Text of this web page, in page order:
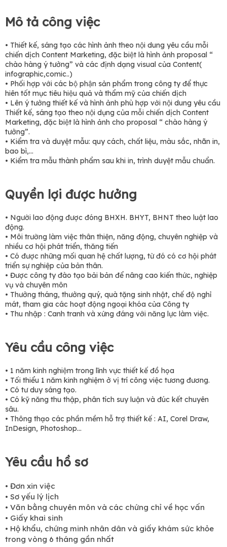
Mô tả công việc
• Thiết kế, sáng tạo các hình ảnh theo nội dung yêu cầu mỗi
chiến dịch Content Marketing, đặc biệt là hình ảnh proposal “
chào hàng ý tưởng” và các định dạng visual của Content(
infographic,comic..)
• Phối hợp với các bộ phận sản phẩm trong công ty để thực
hiên tốt mục tiêu hiệu quả và thẩm mỹ của chiến dịch
• Lên ý tưởng thiết kế và hình ảnh phù hợp với nội dung yêu cầu
Thiết kế, sáng tạo theo nội dụng của mỗi chiến dịch Content
Marketing, đặc biệt là hình ảnh cho proposal “ chào hàng ý
tưởng”.
• Kiểm tra và duyệt mẫu: quy cách, chất liệu, màu sắc, nhãn in,
bao bì,…
• Kiểm tra mẫu thành phẩm sau khi in, trình duyệt mẫu chuẩn.
Quyền lợi được hưởng
• Người lao động được đóng BHXH. BHYT, BHNT theo luật lao
động.
• Môi trường làm việc thân thiện, năng động, chuyên nghiệp và
nhiều cơ hội phát triển, thăng tiến
• Có được những mối quan hệ chất lượng, từ đó có cơ hội phát
triển sự nghiệp của bản thân.
• Được công ty đào tạo bải bản để nâng cao kiến thức, nghiệp
vụ và chuyên môn
• Thưởng tháng, thưởng quý, quà tặng sinh nhật, chế độ nghỉ
mát, tham gia các hoạt động ngoại khóa của Công ty
• Thu nhập : Canh tranh và xứng đáng với năng lực làm việc.
Yêu cầu công việc
• 1 năm kinh nghiệm trong lĩnh vực thiết kế đồ họa
• Tối thiểu 1 năm kinh nghiệm ở vị trí công việc tương đương.
• Có tư duy sáng tạo.
• Có kỹ năng thu thập, phân tích suy luận và đúc kết chuyên
sâu.
• Thông thạo các phần mềm hỗ trợ thiết kế : AI, Corel Draw,
InDesign, Photoshop…
Yêu cầu hồ sơ
• Đơn xin việc
• Sơ yếu lý lịch
• Văn bằng chuyên môn và các chứng chỉ về học vấn
• Giấy khai sinh
• Hộ khẩu, chứng minh nhân dân và giấy khám sức khỏe
trong vòng 6 tháng gần nhất